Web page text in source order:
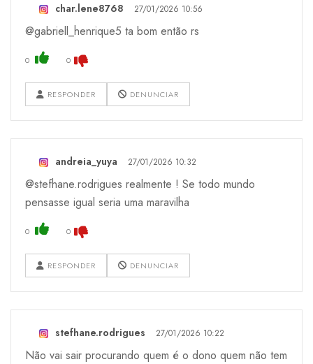
char.lene8768 27/01/2026 10:56
@gabriell_henrique5 ta bom então rs
0 0
RESPONDER DENUNCIAR
andreia_yuya 27/01/2026 10:32
@stefhane.rodrigues realmente ! Se todo mundo
pensasse igual seria uma maravilha
0 0
RESPONDER DENUNCIAR
stefhane.rodrigues 27/01/2026 10:22
Não vai sair procurando quem é o dono quem não tem